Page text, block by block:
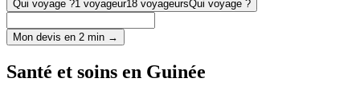
Qui voyage ?1 voyageur18 voyageursQui voyage ?
Mon devis en 2 min →
Santé et soins en Guinée